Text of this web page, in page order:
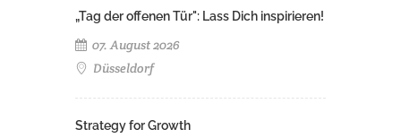
„Tag der offenen Tür": Lass Dich inspirieren!
07. August 2026
Düsseldorf
Strategy for Growth